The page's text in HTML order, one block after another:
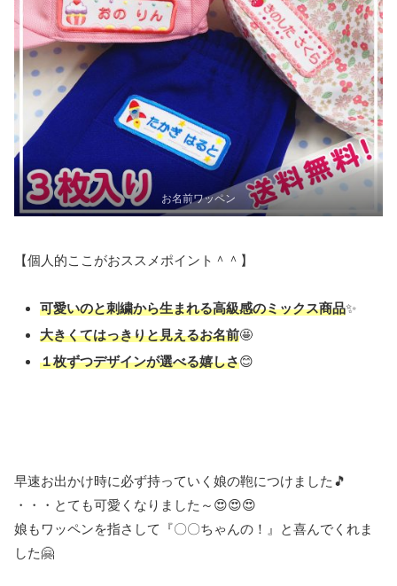
お名前ワッペン
【個人的ここがおススメポイント＾＾】
可愛いのと刺繍から生まれる高級感のミックス商品✨
大きくてはっきりと見えるお名前🤩
１枚ずつデザインが選べる嬉しさ😊
早速お出かけ時に必ず持っていく娘の鞄につけました🎵
・・・とても可愛くなりました～😍😍😍
娘もワッペンを指さして『〇〇ちゃんの！』と喜んでくれま
した🤗